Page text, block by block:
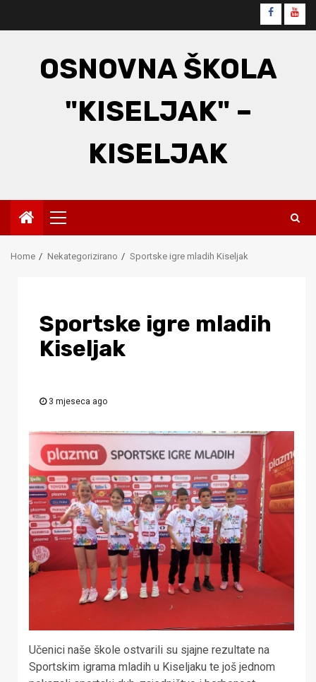
Facebook
OSNOVNA ŠKOLA
"KISELJAK" –
KISELJAK
Primary
Menu
Home Nekategorizirano Sportske igre mladih Kiseljak
Sportske igre mladih
Kiseljak
3 mjeseca ago
Učenici naše škole ostvarili su sjajne rezultate na
Sportskim igrama mladih u Kiseljaku te još jednom